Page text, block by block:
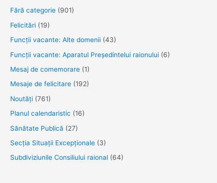
Fără categorie (901)
Felicitări (19)
Funcţii vacante: Alte domenii (43)
Funcții vacante: Aparatul Președintelui raionului (6)
Mesaj de comemorare (1)
Mesaje de felicitare (192)
Noutăţi (761)
Planul calendaristic (16)
Sănătate Publică (27)
Secția Situații Excepționale (3)
Subdiviziunile Consiliului raional (64)